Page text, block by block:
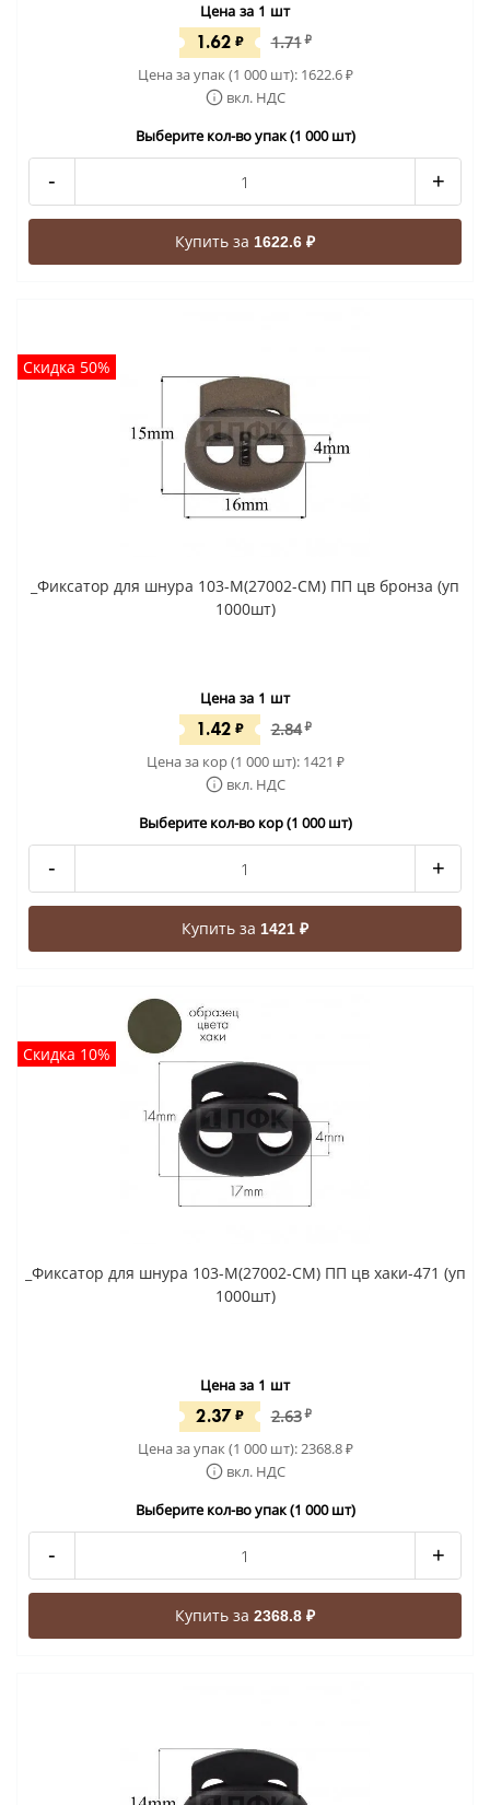
Цена за 1 шт
1.62 ₽ 1.71 ₽
Цена за упак (1 000 шт): 1622.6₽
вкл. НДС
Выберите кол-во упак (1 000 шт)
- +
Купить за 1622.6 ₽
Скидка 50%
_Фиксатор для шнура 103-М(27002-СМ) ПП цв бронза (уп
1000шт)
Цена за 1 шт
1.42 ₽ 2.84 ₽
Цена за кор (1 000 шт): 1421 ₽
вкл. НДС
Выберите кол-во кор (1 000 шт)
- +
Купить за 1421 ₽
Скидка 10%
_Фиксатор для шнура 103-М(27002-СМ) ПП цв хаки-471 (уп
1000шт)
Цена за 1 шт
2.37 ₽ 2.63 ₽
Цена за упак (1 000 шт):2368.8₽
вкл. НДС
Выберите кол-во упак (1 000 шт)
- +
Купить за 2368.8 ₽